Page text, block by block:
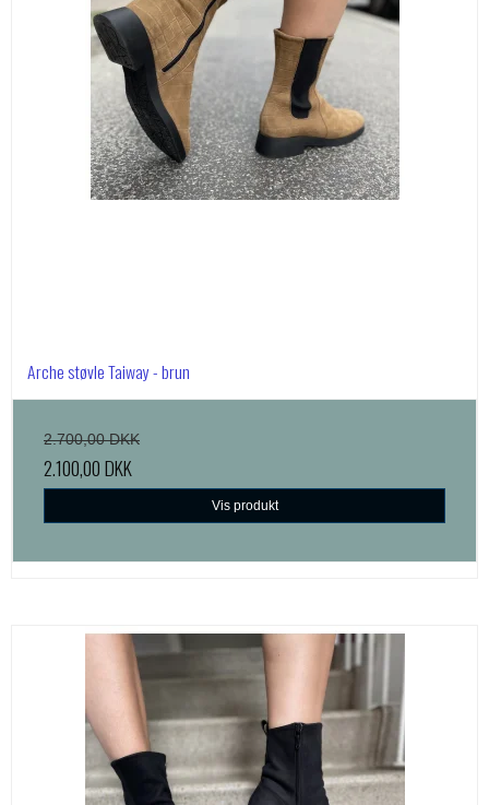
Arche støvle Taiway - brun
2.700,00 DKK
2.100,00 DKK
Vis produkt